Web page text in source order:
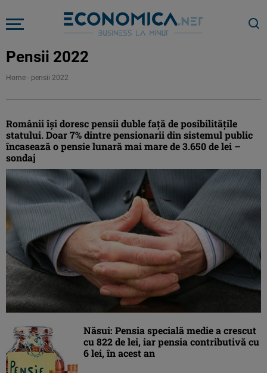
Pensii 2022
Home - pensii 2022
Românii îşi doresc pensii duble faţă de posibilităţile
statului. Doar 7% dintre pensionarii din sistemul public
încasează o pensie lunară mai mare de 3.650 de lei –
sondaj
Năsui: Pensia specială medie a crescut
cu 822 de lei, iar pensia contributivă cu
6 lei, în acest an